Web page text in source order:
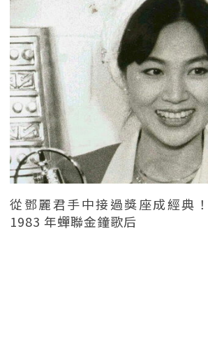
從鄧麗君手中接過獎座成經典
1983 年蟬聯金鐘歌后